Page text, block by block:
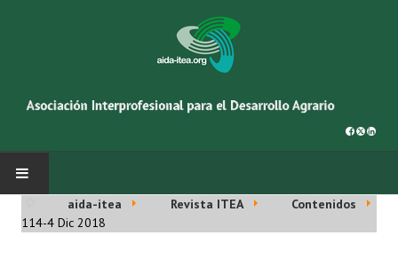
INICIO
aida-itea Revista ITEA
Contenidos
114-4 Dic 2018